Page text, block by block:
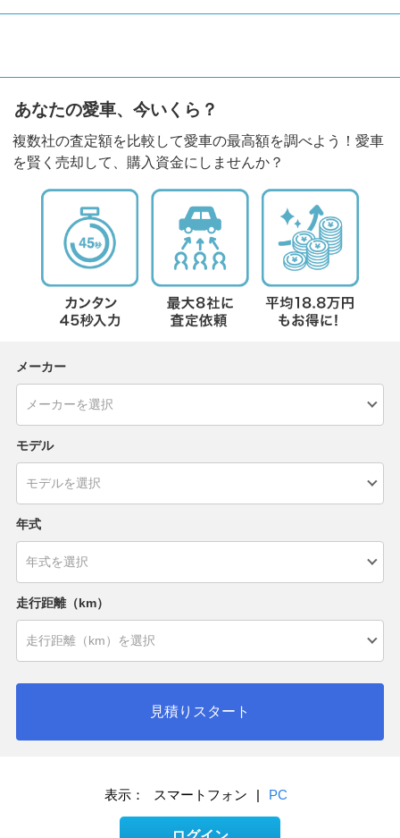
あなたの愛車、今いくら？
複数社の査定額を比較して愛車の最高額を調べよう！愛車
を賢く売却して、購入資金にしませんか？
メーカー
モデル
年式
走行距離（km）
見積りスタート
表示： スマートフォン | PC